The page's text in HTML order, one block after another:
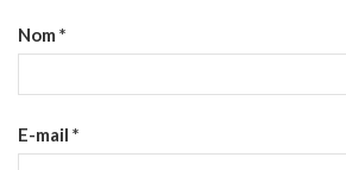
Nom *
E-mail *